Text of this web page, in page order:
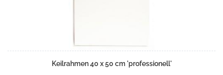
Keilrahmen 40 x 50 cm 'professionell'